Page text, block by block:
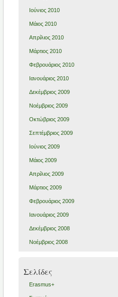
Ιούνιος 2010
Μάιος 2010
Απρίλιος 2010
Μάρτιος 2010
Φεβρουάριος 2010
Ιανουάριος 2010
Δεκέμβριος 2009
Νοέμβριος 2009
Οκτώβριος 2009
Σεπτέμβριος 2009
Ιούνιος 2009
Μάιος 2009
Απρίλιος 2009
Μάρτιος 2009
Φεβρουάριος 2009
Ιανουάριος 2009
Δεκέμβριος 2008
Νοέμβριος 2008
Σελίδες
Erasmus+